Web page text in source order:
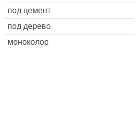
под цемент
под дерево
моноколор